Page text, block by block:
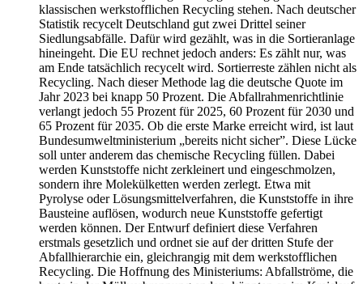
klassischen werkstofflichen Recycling stehen. Nach deutscher
Statistik recycelt Deutschland gut zwei Drittel seiner
Siedlungsabfälle. Dafür wird gezählt, was in die Sortieranlage
hineingeht. Die EU rechnet jedoch anders: Es zählt nur, was
am Ende tatsächlich recycelt wird. Sortierreste zählen nicht als
Recycling. Nach dieser Methode lag die deutsche Quote im
Jahr 2023 bei knapp 50 Prozent. Die Abfallrahmenrichtlinie
verlangt jedoch 55 Prozent für 2025, 60 Prozent für 2030 und
65 Prozent für 2035. Ob die erste Marke erreicht wird, ist laut
Bundesumweltministerium „bereits nicht sicher”. Diese Lücke
soll unter anderem das chemische Recycling füllen. Dabei
werden Kunststoffe nicht zerkleinert und eingeschmolzen,
sondern ihre Molekülketten werden zerlegt. Etwa mit
Pyrolyse oder Lösungsmittelverfahren, die Kunststoffe in ihre
Bausteine auflösen, wodurch neue Kunststoffe gefertigt
werden können. Der Entwurf definiert diese Verfahren
erstmals gesetzlich und ordnet sie auf der dritten Stufe der
Abfallhierarchie ein, gleichrangig mit dem werkstofflichen
Recycling. Die Hoffnung des Ministeriums: Abfallströme, die